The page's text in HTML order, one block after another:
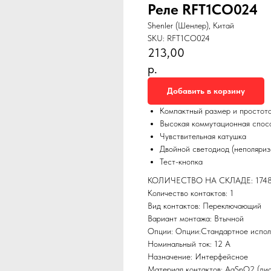
Реле RFT1CO024
Shenler (Шенлер), Китай
SKU: RFT1CO024
213,00
р.
Добавить в корзину
Компактный размер и
Высокая коммутационная
Чувствительная катушка
Двойной светодиод
Тест-кнопка
КОЛИЧЕСТВО НА СКЛАДЕ:
Количество контактов: 1
Вид контактов: Переключающий
Вариант монтажа: Втычной
Опции: Опции:Стандартное
Номинальный ток: 12 А
Назначение: Интерфейсное